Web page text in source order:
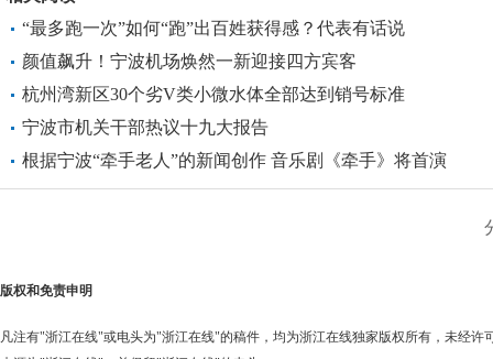
“最多跑一次”如何“跑”出百姓获得感？代表有话说
颜值飙升！宁波机场焕然一新迎接四方宾客
杭州湾新区30个劣V类小微水体全部达到销号标准
宁波市机关干部热议十九大报告
根据宁波“牵手老人”的新闻创作 音乐剧《牵手》将首演
版权和免责申明
凡注有"浙江在线"或电头为"浙江在线"的稿件，均为浙江在线独家版权所有，未经许